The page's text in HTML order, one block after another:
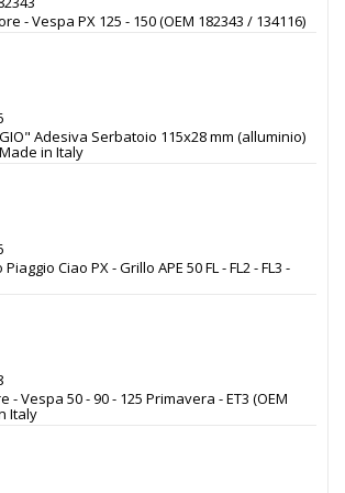
- Vespa PX 125 - 150 (OEM 182343 / 134116)
Adesiva Serbatoio 115x28 mm (alluminio)
in Italy
Ciao PX - Grillo APE 50 FL - FL2 - FL3 -
- Vespa 50 - 90 - 125 Primavera - ET3 (OEM
Italy